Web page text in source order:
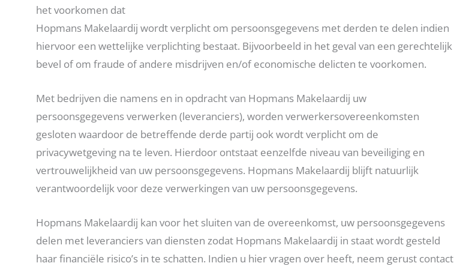
het voorkomen dat
Hopmans Makelaardij wordt verplicht om persoonsgegevens met derden te delen indien
hiervoor een wettelijke verplichting bestaat. Bijvoorbeeld in het geval van een gerechtelijk
bevel of om fraude of andere misdrijven en/of economische delicten te voorkomen.
Met bedrijven die namens en in opdracht van Hopmans Makelaardij uw
persoonsgegevens verwerken (leveranciers), worden verwerkersovereenkomsten
gesloten waardoor de betreffende derde partij ook wordt verplicht om de
privacywetgeving na te leven. Hierdoor ontstaat eenzelfde niveau van beveiliging en
vertrouwelijkheid van uw persoonsgegevens. Hopmans Makelaardij blijft natuurlijk
verantwoordelijk voor deze verwerkingen van uw persoonsgegevens.
Hopmans Makelaardij kan voor het sluiten van de overeenkomst, uw persoonsgegevens
delen met leveranciers van diensten zodat Hopmans Makelaardij in staat wordt gesteld
haar financiële risico’s in te schatten. Indien u hier vragen over heeft, neem gerust contact